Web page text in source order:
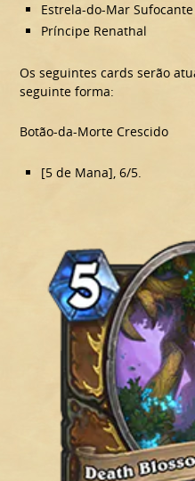
Estrela-do-Mar Sufocante
Príncipe Renathal
Os seguintes cards serão
seguinte forma:
Botão-da-Morte Crescido
[5 de Mana], 6/5.